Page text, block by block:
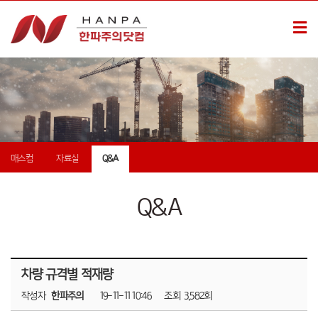
매스컴 자료실 Q&A
Q&A
차량 규격별 적재량
작성자 한파주의 19-11-11 10:46 조회 3,582회